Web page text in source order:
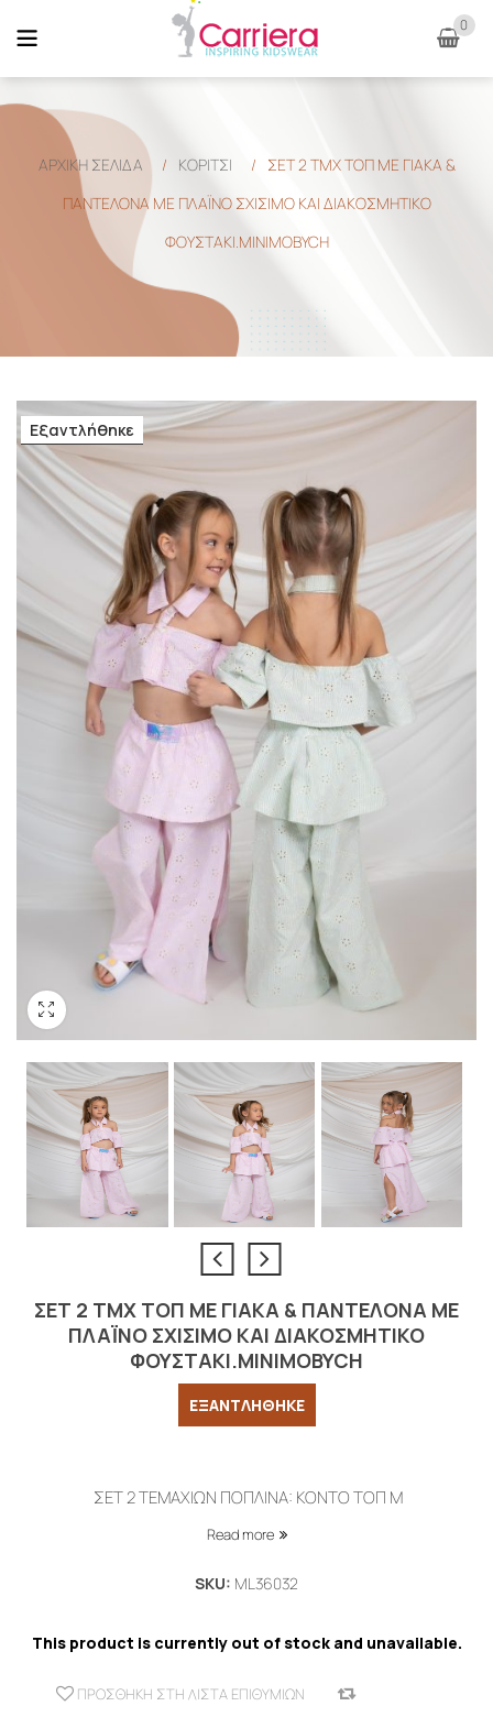
0
ΑΡΧΙΚΉ ΣΕΛΊΔΑ / ΚΟΡΙΤΣΙ /
ΣΕΤ 2 TMX ΤΟΠ ΜΕ ΓΙΑΚΑ &
ΠΑΝΤΕΛΟΝΑ ΜΕ ΠΛΑΪΝΟ ΣΧΙΣΙΜΟ ΚΑΙ ΔΙΑΚΟΣΜΗΤΙΚΟ
ΦΟΥΣΤΑΚΙ.MINIMOBYCH
Εξαντλήθηκε
ΣΕΤ 2 TMX ΤΟΠ ΜΕ ΓΙΑΚΑ & ΠΑΝΤΕΛΟΝΑ ΜΕ
ΠΛΑΪΝΟ ΣΧΙΣΙΜΟ ΚΑΙ ΔΙΑΚΟΣΜΗΤΙΚΟ
ΦΟΥΣΤΑΚΙ.MINIMOBYCH
ΕΞΑΝΤΛΗΘΗΚΕ
ΣΕΤ 2 ΤΕΜΑΧΙΩΝ ΠΟΠΛΙΝΑ: ΚΟΝΤΟ ΤΟΠ Μ
Read more
SKU: ML36032
This product is currently out of stock and unavailable.
ΠΡΟΣΘΉΚΗ ΣΤΗ ΛΊΣΤΑ ΕΠΙΘΥΜΙΏΝ